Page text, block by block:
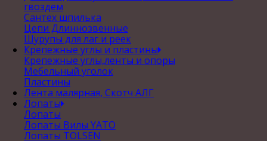
гвоздем
Сантех шпилька
Цепи Длиннозвенные
Шурупы для лаг и реек
Крепежные углы и пластины
Крепежные углы,ленты и опоры
Мебельный уголок
Пластины
Лента малярная, Скотч АЛГ
Лопаты
Лопаты
Лопаты Вилы YATO
Лопаты TOLSEN